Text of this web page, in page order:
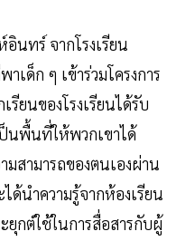
นทร์ จากโรงเรียน
เด็ก ๆ เข้าร่วมโครงการ
ยนของโรงเรียนได้รับ
ป็นพื้นที่ให้พวกเขาได้
มสามารถของตนเองผ่าน
ด้นำความรู้จากห้องเรียน
กต์ใช้ในการสื่อสารกับผู้